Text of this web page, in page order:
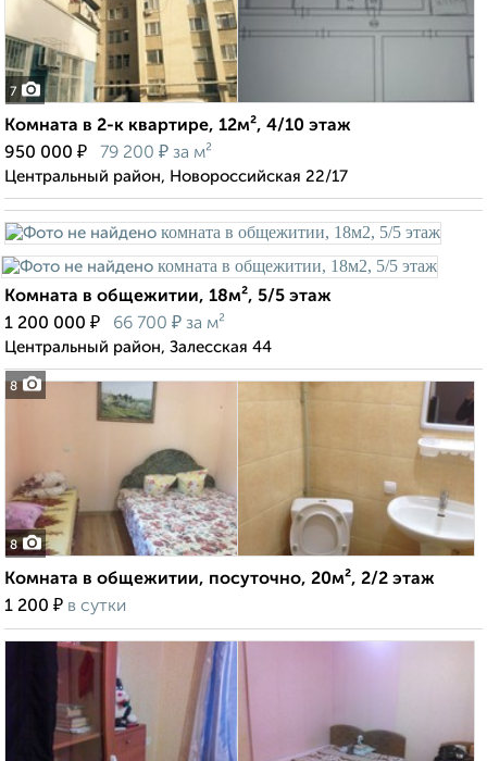
7
Комната в 2-к квартире, 12м², 4/10 этаж
950 000 ₽ 79 200 ₽ за м²
Центральный район, Новороссийская 22/17
8
Комната в общежитии, 18м², 5/5 этаж
1 200 000 ₽ 66 700 ₽ за м²
Центральный район, Залесская 44
8
Комната в общежитии, посуточно, 20м², 2/2 этаж
1 200 ₽ в сутки